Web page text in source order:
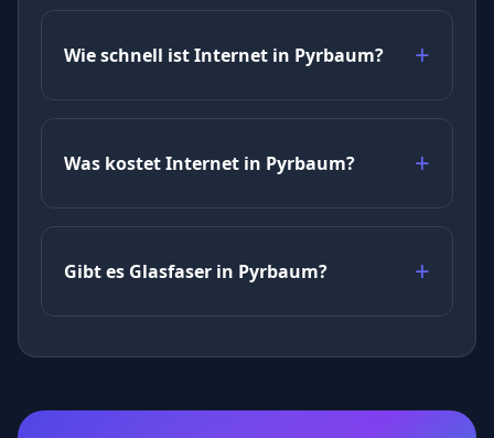
Wie schnell ist Internet in Pyrbaum?
Was kostet Internet in Pyrbaum?
Gibt es Glasfaser in Pyrbaum?